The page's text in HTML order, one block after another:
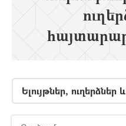
Ելույթներ, ուղերձներ և